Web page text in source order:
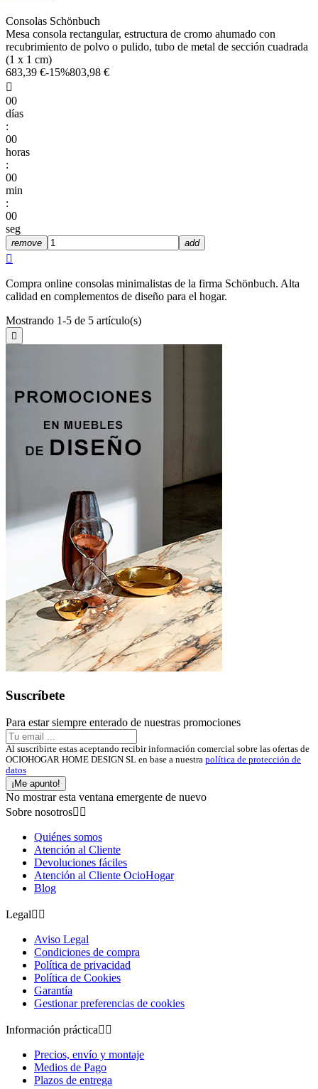
Consolas Schönbuch
Mesa consola rectangular, estructura de cromo ahumado con
recubrimiento de polvo o pulido, tubo de metal de sección cuadrada
(1 x 1 cm)
683,39 €-15%803,98 €

00
días
:
00
horas
:
00
min
:
00
seg
remove add

Compra online consolas minimalistas de la firma Schönbuch. Alta
calidad en complementos de diseño para el hogar.
Mostrando 1-5 de 5 artículo(s)

Suscríbete
Para estar siempre enterado de nuestras promociones
Al suscribirte estas aceptando recibir información comercial sobre las ofertas de
OCIOHOGAR HOME DESIGN SL en base a nuestra política de protección de
datos
¡Me apunto!
No mostrar esta ventana emergente de nuevo
Sobre nosotros 
Quiénes somos
Atención al Cliente
Devoluciones fáciles
Atención al Cliente OcioHogar
Blog
Legal 
Aviso Legal
Condiciones de compra
Política de privacidad
Política de Cookies
Garantía
Gestionar preferencias de cookies
Información práctica 
Precios, envío y montaje
Medios de Pago
Plazos de entrega